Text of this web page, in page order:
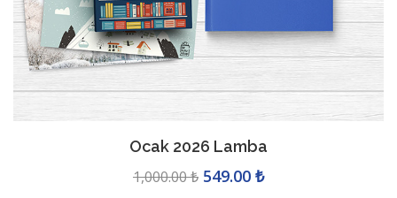
2026 Masaüstü Takvim
495.00 ₺